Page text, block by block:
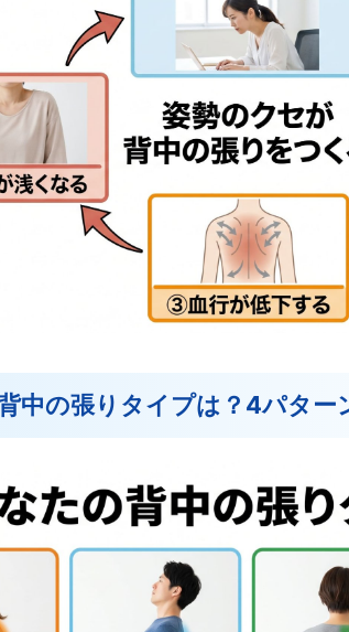
中の張りタイプは？4パター